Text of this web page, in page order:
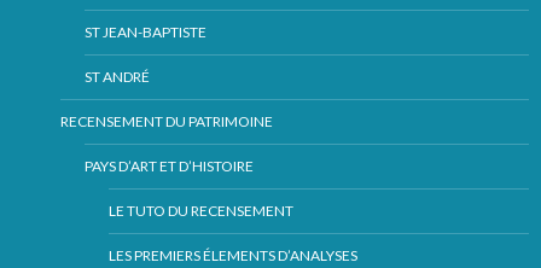
ST JEAN-BAPTISTE
ST ANDRÉ
RECENSEMENT DU PATRIMOINE
PAYS D’ART ET D’HISTOIRE
LE TUTO DU RECENSEMENT
LES PREMIERS ÉLEMENTS D’ANALYSES